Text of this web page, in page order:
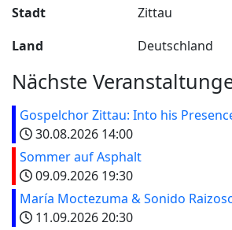
Stadt
Zittau
Land
Deutschland
Nächste
Gospelchor Zittau: Into his
30.08.2026 14:00
Sommer auf Asphalt
09.09.2026 19:30
María Moctezuma & Sonido
11.09.202620:30